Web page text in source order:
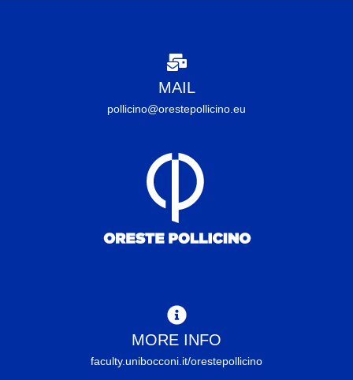
MAIL
pollicino@orestepollicino.eu
MORE INFO
faculty.unibocconi.it/orestepollicino